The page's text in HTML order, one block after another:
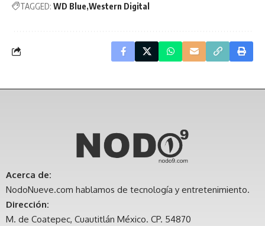
TAGGED: WD Blue Western Digital
Acerca de:
NodoNueve.com hablamos de tecnología y entretenimiento.
Dirección:
M. de Coatepec, Cuautitlán México. CP. 54870